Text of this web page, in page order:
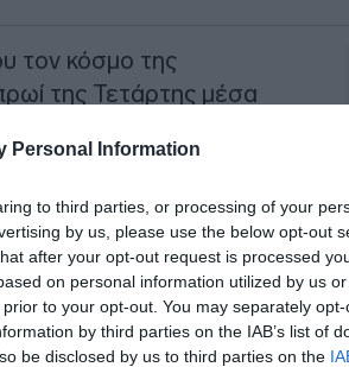
Personal Information
to third parties, or processing of your
by us, please use the below opt-out
after your opt-out request is processed
on personal information utilized by us
to your opt-out. You may separately
by third parties on the IAB’s list of
be disclosed by us to third parties on the
τον κόσμο της
της Τετάρτης μέσα
επικαιρότητας για
το αστρονομικό ποσό
βίας που
μήνες, αφού